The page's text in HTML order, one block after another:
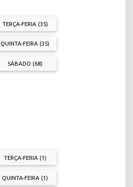
TERÇA-FERIA (35)
QUINTA-FEIRA (35)
SÁBADO (68)
TERÇA-FERIA (1)
QUINTA-FEIRA (1)